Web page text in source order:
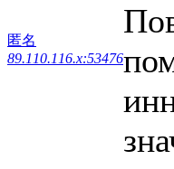
匿名
89.110.116.x:53476